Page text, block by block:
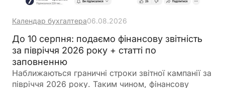
Календар бухгалтера06.08.2026
До 10 серпня: подаємо фінансову звітність
за півріччя 2026 року + статті по
заповненню
Наближаються граничні строки звітної кампанії за
півріччя 2026 року. Таким чином, фінансову